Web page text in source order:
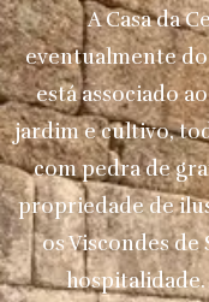
A Casa da
eventualmente
está associado
jardim e cultivo,
com pedra de
propriedade de
os Viscondes de
hospitalidade.